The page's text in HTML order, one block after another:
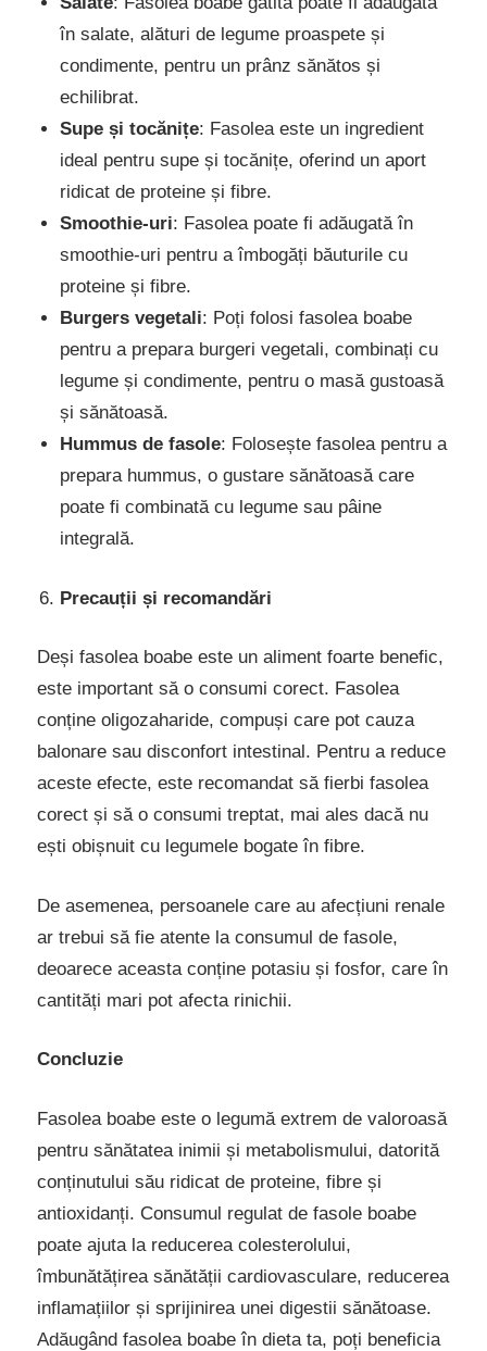
în salate, alături de legume proaspete și
condimente, pentru un prânz sănătos și
echilibrat.
Supe și tocănițe: Fasolea este un ingredient
ideal pentru supe și tocănițe, oferind un aport
ridicat de proteine și fibre.
Smoothie-uri: Fasolea poate fi adăugată în
smoothie-uri pentru a îmbogăți băuturile cu
proteine și fibre.
Burgers vegetali: Poți folosi fasolea boabe
pentru a prepara burgeri vegetali, combinați cu
legume și condimente, pentru o masă gustoasă
și sănătoasă.
Hummus de fasole: Folosește fasolea pentru a
prepara hummus, o gustare sănătoasă care
poate fi combinată cu legume sau pâine
integrală.
Precauții și recomandări
Deși fasolea boabe este un aliment foarte benefic,
este important să o consumi corect. Fasolea
conține oligozaharide, compuși care pot cauza
balonare sau disconfort intestinal. Pentru a reduce
aceste efecte, este recomandat să fierbi fasolea
corect și să o consumi treptat, mai ales dacă nu
ești obișnuit cu legumele bogate în fibre.
De asemenea, persoanele care au afecțiuni renale
ar trebui să fie atente la consumul de fasole,
deoarece aceasta conține potasiu și fosfor, care în
cantități mari pot afecta rinichii.
Concluzie
Fasolea boabe este o legumă extrem de valoroasă
pentru sănătatea inimii și metabolismului, datorită
conținutului său ridicat de proteine, fibre și
antioxidanți. Consumul regulat de fasole boabe
poate ajuta la reducerea colesterolului,
îmbunătățirea sănătății cardiovasculare, reducerea
inflamațiilor și sprijinirea unei digestii sănătoase.
Adăugând fasolea boabe în dieta ta, poți beneficia